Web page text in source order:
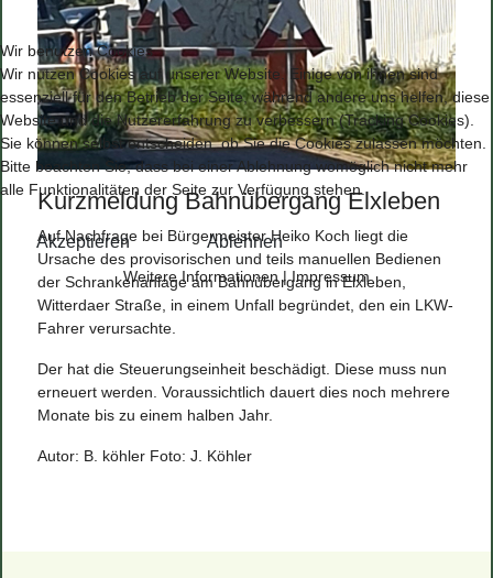
Kurzmeldung Bahnübergang Elxleben
Auf Nachfrage bei Bürgermeister Heiko Koch liegt die
Ursache des provisorischen und teils manuellen Bedienen
der Schrankenanlage am Bahnübergang in Elxleben,
Witterdaer Straße, in einem Unfall begründet, den ein LKW-
Fahrer verursachte.
Der hat die Steuerungseinheit beschädigt. Diese muss nun
erneuert werden. Voraussichtlich dauert dies noch mehrere
Monate bis zu einem halben Jahr.
Autor: B. köhler Foto: J. Köhler
Wir benutzen Cookies
Wir nutzen Cookies auf unserer Website. Einige von ihnen sind
essenziell für den Betrieb der Seite, während andere uns helfen, diese
Website und die Nutzererfahrung zu verbessern (Tracking Cookies).
Sie können selbst entscheiden, ob Sie die Cookies zulassen möchten.
Bitte beachten Sie, dass bei einer Ablehnung womöglich nicht mehr
alle Funktionalitäten der Seite zur Verfügung stehen.
Akzeptieren Ablehnen
Weitere Informationen|Impressum